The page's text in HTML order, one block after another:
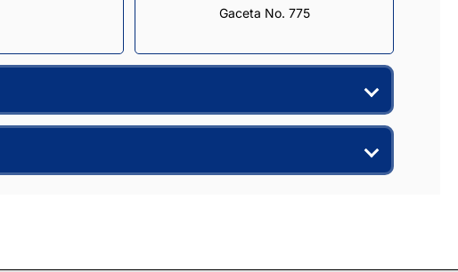
Gaceta No. 775